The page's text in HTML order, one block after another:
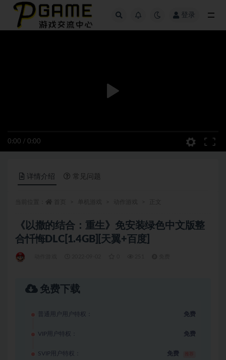
登录
0:00 / 0:00
详情介绍 常见问题
《以撒的结合：重生》免安装绿色中文版整
合忏悔DLC[1.4GB][天翼+百度]
免费下载
普通用户用户特权： 免费
VIP用户特权： 免费
SVIP用户特权： 免费
全部